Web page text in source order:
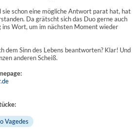
sie schon eine mögliche Antwort parat hat, hat
Da grätscht sich das Duo gerne auch
Wort, um im nächsten Moment wieder
dem Sinn des Lebens beantworten? Klar! Und
anderen Scheiß.
Vagedes